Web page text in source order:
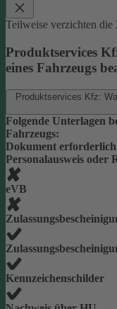
Teilweise verzichten die
Produktservices
eines Fahrzeugs
Produktservices Kfz:
Folgende Unterlagen
Fahrzeugs:
Dokument erforderlich
Personalausweis oder
eVB
Kennzeichenschilder